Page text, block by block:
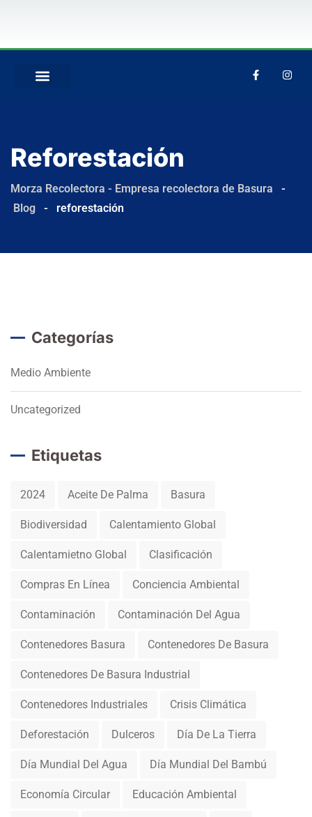
Reforestación
Morza Recolectora - Empresa recolectora de Basura
-
Blog
- reforestación
Categorías
Medio Ambiente
Uncategorized
Etiquetas
2024 Aceite De Palma Basura
Biodiversidad Calentamiento Global
Calentamietno Global Clasificación
Compras En Línea Conciencia Ambiental
Contaminación Contaminación Del Agua
Contenedores Basura Contenedores De Basura
Contenedores De Basura Industrial
Contenedores Industriales Crisis Climática
Deforestación Dulceros Día De La Tierra
Día Mundial Del Agua Día Mundial Del Bambú
Economía Circular Educación Ambiental